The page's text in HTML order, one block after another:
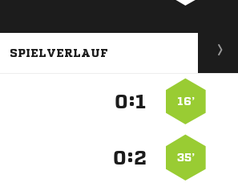
SPIELVERLAUF
16’
:
35’
: